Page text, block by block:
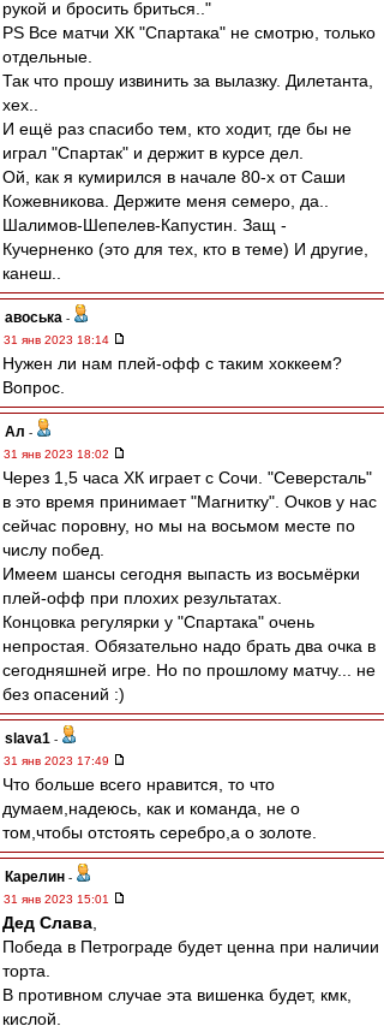
рукой и бросить бриться.."
PS Все матчи ХК "Спартака" не смотрю, только
отдельные.
Так что прошу извинить за вылазку. Дилетанта,
хех..
И ещё раз спасибо тем, кто ходит, где бы не
играл "Спартак" и держит в курсе дел.
Ой, как я кумирился в начале 80-х от Саши
Кожевникова. Держите меня семеро, да..
Шалимов-Шепелев-Капустин. Защ -
Кучерненко (это для тех, кто в теме) И другие,
канеш..
авоська -
31 янв 2023 18:14
Нужен ли нам плей-офф с таким хоккеем?
Вопрос.
Ал -
31 янв 2023 18:02
Через 1,5 часа ХК играет с Сочи. "Северсталь"
в это время принимает "Магнитку". Очков у нас
сейчас поровну, но мы на восьмом месте по
числу побед.
Имеем шансы сегодня выпасть из восьмёрки
плей-офф при плохих результатах.
Концовка регулярки у "Спартака" очень
непростая. Обязательно надо брать два очка в
сегодняшней игре. Но по прошлому матчу... не
без опасений :)
slava1 -
31 янв 2023 17:49
Что больше всего нравится, то что
думаем,надеюсь, как и команда, не о
том,чтобы отстоять серебро,а о золоте.
Карелин -
31 янв 2023 15:01
Дед Слава
Победа в Петрограде будет ценна при наличии
торта.
В противном случае эта вишенка будет, кмк,
кислой.